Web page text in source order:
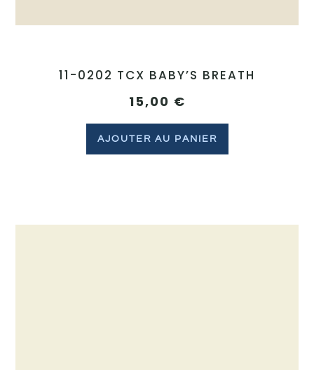
11-0202 TCX BABY’S BREATH
15,00 €
AJOUTER AU PANIER